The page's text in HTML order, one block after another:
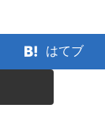
はてブ